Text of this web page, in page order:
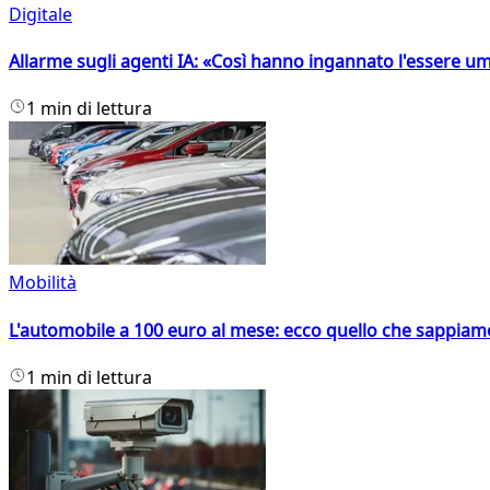
Digitale
Allarme sugli agenti IA: «Così hanno ingannato l'essere
1 min di lettura
Mobilità
L'automobile a 100 euro al mese: ecco quello che
1 min di lettura